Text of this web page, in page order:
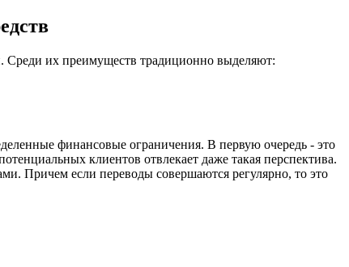
Среди их преимуществ традиционно выделяют:
финансовые ограничения. В первую очередь - это
клиентов отвлекает даже такая перспектива.
Причем если переводы совершаются регулярно, то это